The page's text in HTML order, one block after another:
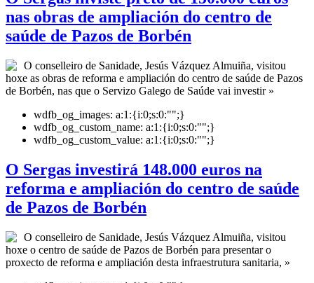
nas obras de ampliación do centro de
saúde de Pazos de Borbén
O conselleiro de Sanidade, Jesús Vázquez Almuiña, visitou
hoxe as obras de reforma e ampliación do centro de saúde de Pazos
de Borbén, nas que o Servizo Galego de Saúde vai investir »
wdfb_og_images: a:1:{i:0;s:0:"";}
wdfb_og_custom_name: a:1:{i:0;s:0:"";}
wdfb_og_custom_value: a:1:{i:0;s:0:"";}
O Sergas investirá 148.000 euros na
reforma e ampliación do centro de saúde
de Pazos de Borbén
O conselleiro de Sanidade, Jesús Vázquez Almuiña, visitou
hoxe o centro de saúde de Pazos de Borbén para presentar o
proxecto de reforma e ampliación desta infraestrutura sanitaria, »